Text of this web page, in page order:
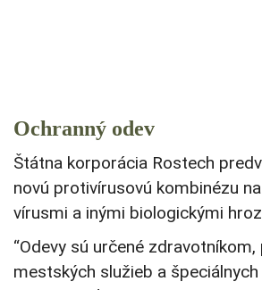
Ochranný odev
Štátna korporácia Rostech
novú protivírusovú kombinézu
vírusmi a inými biologickými
“Odevy sú určené
mestských služieb a